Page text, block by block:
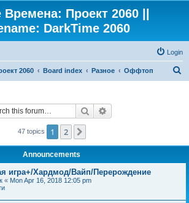
Проект 2060 ||
DarkTime 2060
Login
2060 Board index Разное Оффтоп
Search
47 topics 1 2
Announcements
игра+/Хардмод/Вайп/Перерождение
« Mon Apr 16, 2018 12:05 pm